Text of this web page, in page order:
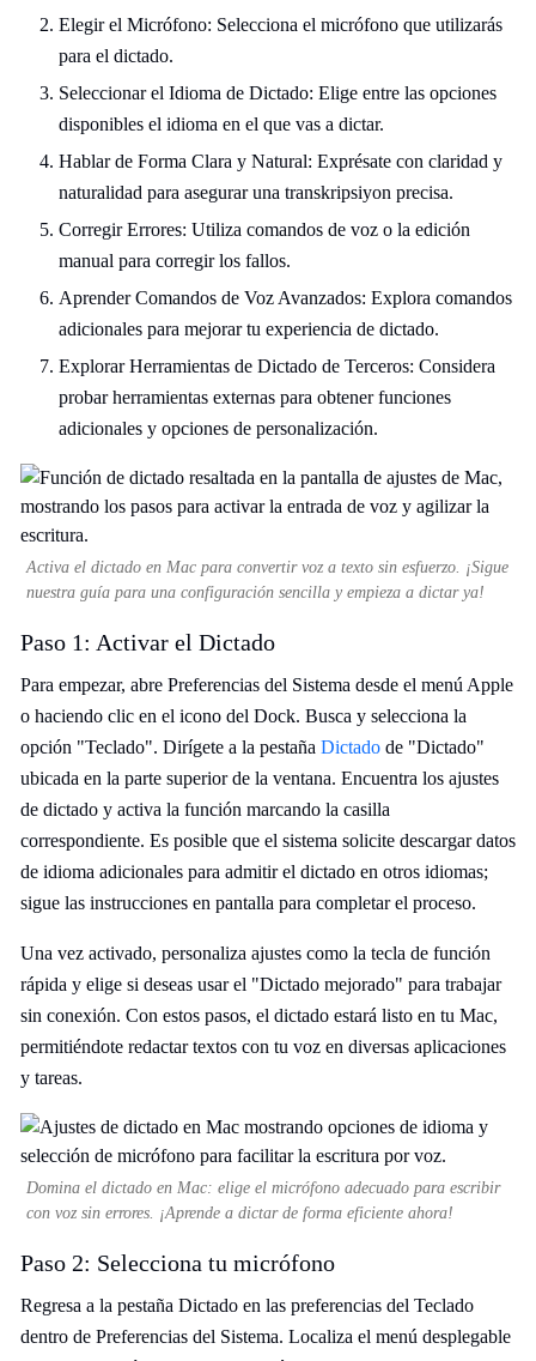
Elegir el Micrófono: Selecciona el micrófono que utilizarás
para el dictado.
Seleccionar el Idioma de Dictado: Elige entre las opciones
disponibles el idioma en el que vas a dictar.
Hablar de Forma Clara y Natural: Exprésate con claridad y
naturalidad para asegurar una transkripsiyon precisa.
Corregir Errores: Utiliza comandos de voz o la edición
manual para corregir los fallos.
Aprender Comandos de Voz Avanzados: Explora comandos
adicionales para mejorar tu experiencia de dictado.
Explorar Herramientas de Dictado de Terceros: Considera
probar herramientas externas para obtener funciones
adicionales y opciones de personalización.
Activa el dictado en Mac para convertir voz a texto sin esfuerzo. ¡Sigue
nuestra guía para una configuración sencilla y empieza a dictar ya!
Paso 1: Activar el Dictado
Para empezar, abre Preferencias del Sistema desde el menú Apple
o haciendo clic en el icono del Dock. Busca y selecciona la
opción "Teclado". Dirígete a la pestaña Dictado de "Dictado"
ubicada en la parte superior de la ventana. Encuentra los ajustes
de dictado y activa la función marcando la casilla
correspondiente. Es posible que el sistema solicite descargar datos
de idioma adicionales para admitir el dictado en otros idiomas;
sigue las instrucciones en pantalla para completar el proceso.
Una vez activado, personaliza ajustes como la tecla de función
rápida y elige si deseas usar el "Dictado mejorado" para trabajar
sin conexión. Con estos pasos, el dictado estará listo en tu Mac,
permitiéndote redactar textos con tu voz en diversas aplicaciones
y tareas.
Domina el dictado en Mac: elige el micrófono adecuado para escribir
con voz sin errores. ¡Aprende a dictar de forma eficiente ahora!
Paso 2: Selecciona tu micrófono
Regresa a la pestaña Dictado en las preferencias del Teclado
dentro de Preferencias del Sistema. Localiza el menú desplegable